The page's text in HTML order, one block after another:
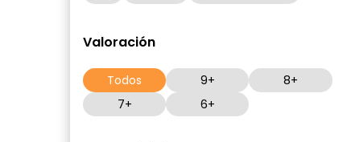
Valoración
Todos 9+
8+
7+
6+